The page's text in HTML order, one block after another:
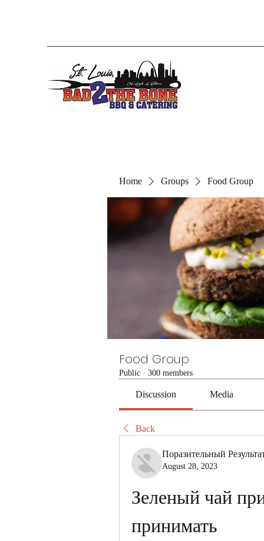
Home Groups Food Group
Food Group
Public · 300 members
Discussion Media
Back
Поразительный
August 28, 2023
Зеленый чай
принимать